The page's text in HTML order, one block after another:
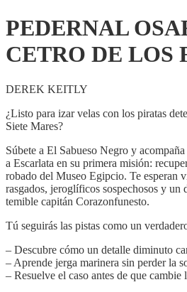
FARAONES
PEDERNAL
CETRO DE LOS
DEREK KEITLY
¿Listo para izar velas con los piratas
Siete Mares?
Súbete a El Sabueso Negro y
a Escarlata en su primera misión:
robado del Museo Egipcio. Te esperan
rasgados, jeroglíficos sospechosos y un
temible capitán Corazonfunesto.
Tú seguirás las pistas como un
– Descubre cómo un detalle diminuto
– Aprende jerga marinera sin perder la
– Resuelve el caso antes de que cambie